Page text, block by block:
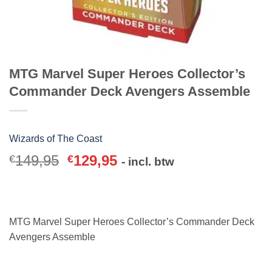
MTG Marvel Super Heroes Collector’s
Commander Deck Avengers Assemble
Wizards of The Coast
€149,95 €129,95 - incl. btw
MTG Marvel Super Heroes Collector’s Commander Deck
Avengers Assemble